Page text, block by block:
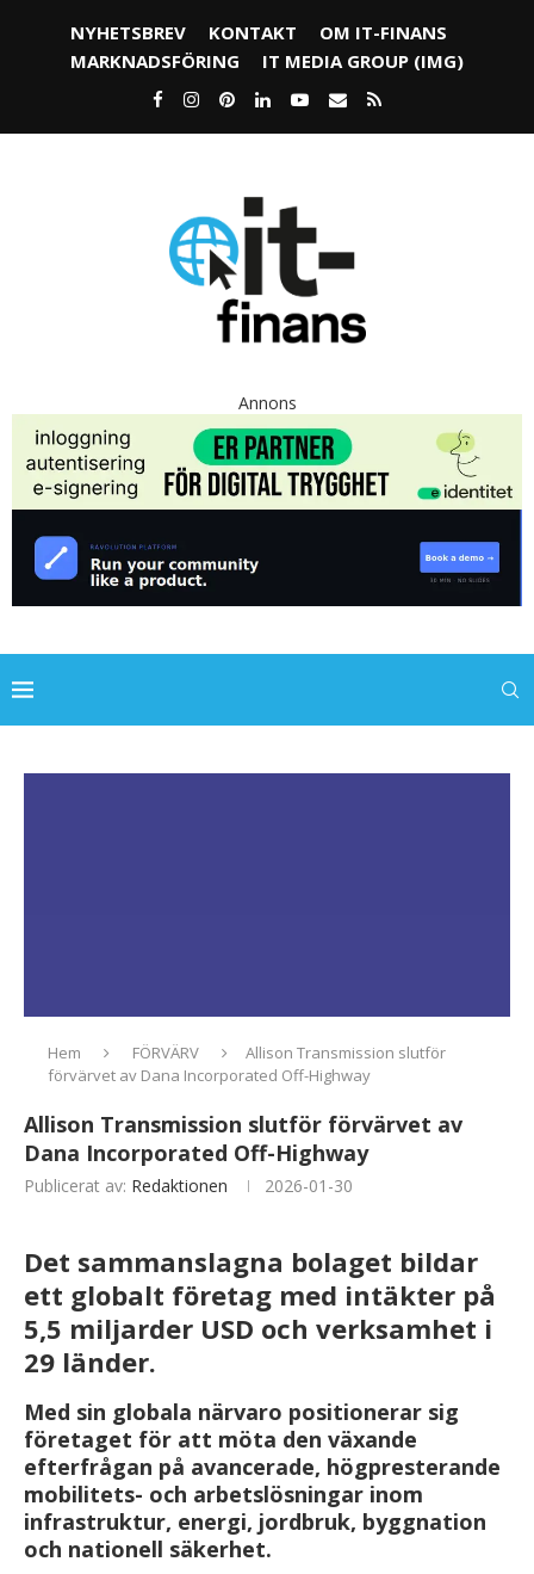
NYHETSBREV KONTAKT
OM IT-FINANS
MARKNADSFÖRING
IT MEDIA GROUP (IMG)
Annons
Hem FÖRVÄRV
Allison Transmission slutför
förvärvet av Dana Incorporated Off-Highway
Allison Transmission slutför förvärvet av
Dana Incorporated Off-Highway
Publicerat av: Redaktionen 2026-01-30
Det sammanslagna bolaget bildar
ett globalt företag med intäkter på
5,5 miljarder USD och verksamhet i
29 länder.
Med sin globala närvaro positionerar sig
företaget för att möta den växande
efterfrågan på avancerade, högpresterande
mobilitets- och arbetslösningar inom
infrastruktur, energi, jordbruk, byggnation
och nationell säkerhet.